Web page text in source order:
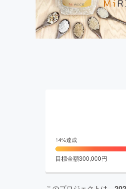
14%達成
目標金額300,000円